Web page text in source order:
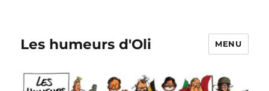
Les humeurs d'Oli MENU